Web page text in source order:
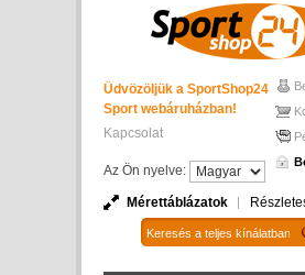
Üdvözöljük a SportShop24
Sport webáruházban!
Kapcsolat
Az Ön nyelve:
Mérettáblázatok